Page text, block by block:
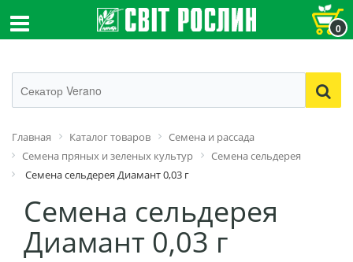
0
Главная Каталог товаров
Семена и рассада
Семена пряных и зеленых культур
Семена сельдерея
Семена сельдерея Диамант 0,03 г
Семена сельдерея
Диамант 0,03 г